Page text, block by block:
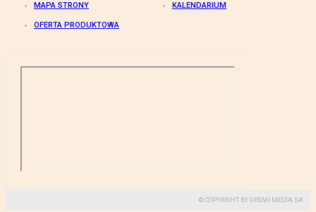
MAPA STRONY KALENDARIUM
OFERTA PRODUKTOWA
© COPYRIGHT BY GREMI MEDIA SA